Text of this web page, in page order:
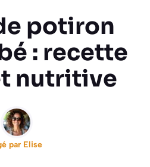
potiron
: recette
nutritive
par Elise